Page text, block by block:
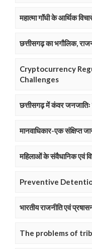
महात्मा गाॅंधी के आर्थिक
छत्तीसगढ़ का भगौलिक,
Cryptocurrency
Challenges
छत्तीसगढ़ में कंवर
मानवाधिकार-एक संक्षिप्त
महिलाओं के संवैधानिक एवं
Preventive
भारतीय राजनीति एवं
The problems of